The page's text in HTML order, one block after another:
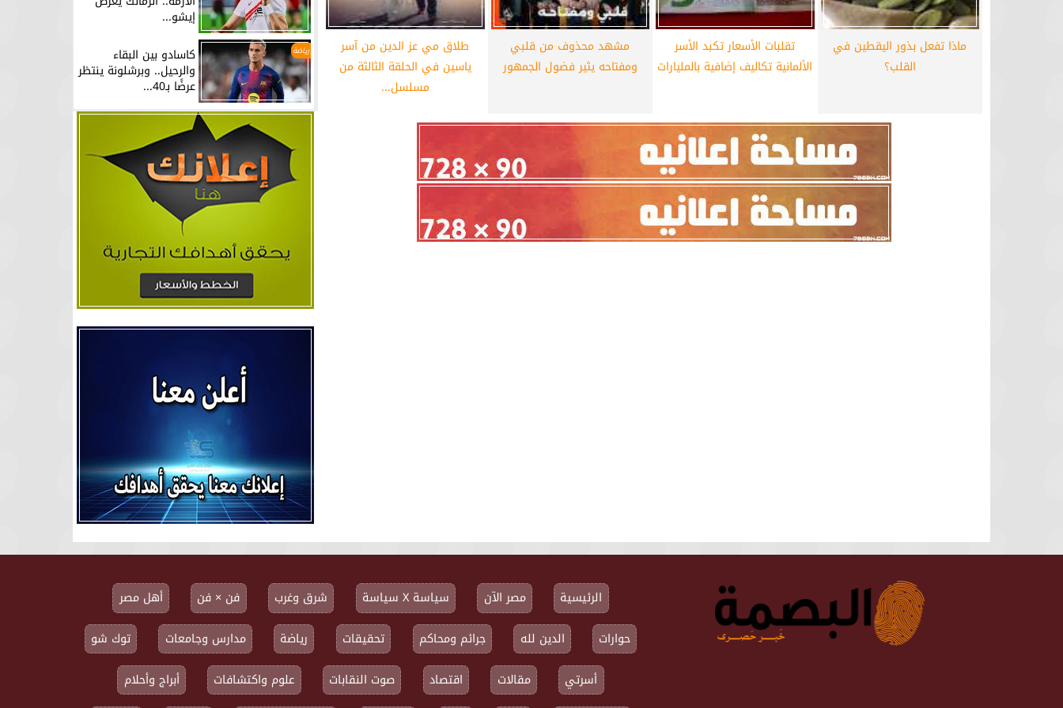
ماذا تفعل بذور اليقطين في
القلب؟
تقلبات الأسعار تكبد الأسر
الألمانية تكاليف إضافية بالمليارات
مشهد محذوف من قلبي
ومفتاحه يثير فضول الجمهور
طلاق مي عز الدين من آسر
ياسين في الحلقة الثالثة من
مسلسل...
إيشو...
رياضة كاسادو بين البقاء
والرحيل.. وبرشلونة ينتظر
عرضًا بـ40...
الرئيسية مصر الآن سياسة X سياسة شرق وغرب فن × فن
أهل مصر
حوارات
الدين لله جرائم ومحاكم تحقيقات رياضة مدارس وجامعات
توك شو
أسرتي
مقالات اقتصاد صوت النقابات علوم واكتشافات أبراج وأحلام